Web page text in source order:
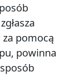
pomocą
powinna